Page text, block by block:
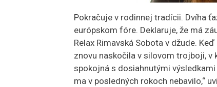
Pokračuje v rodinnej tradícii. Dvíha
európskom fóre. Deklaruje, že má
Relax Rimavská Sobota v džude.
znovu naskočila v silovom trojboji, v
spokojná s dosiahnutými
ma v posledných rokoch nebavilo,“